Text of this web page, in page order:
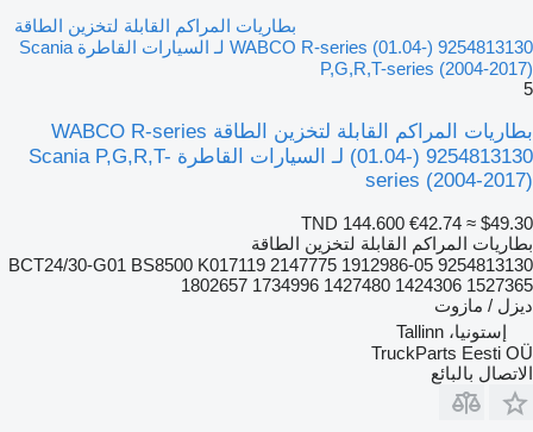
بطاريات المراكم القابلة لتخزين الطاقة
WABCO R-series (01.04-) 9254813130 لـ السيارات القاطرة Scania
P,G,R,T-series (2004-2017)
5
بطاريات المراكم القابلة لتخزين الطاقة WABCO R-series
(01.04-) 9254813130 لـ السيارات القاطرة Scania P,G,R,T-
series (2004-2017)
TND 144.600 €42.74 ≈ $49.30
بطاريات المراكم القابلة لتخزين الطاقة
9254813130 05-BCT24/30-G01 BS8500 K017119 2147775 1912986
1802657 1734996 1427480 1424306 1527365
ديزل / مازوت
إستونيا، Tallinn
TruckParts Eesti OÜ
الاتصال بالبائع